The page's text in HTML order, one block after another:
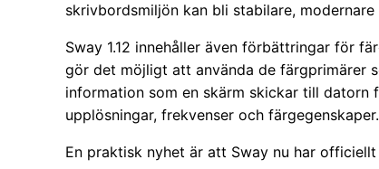
skrivbordsmiljön kan bli stabilare,
Sway 1.12 innehåller även förbättringar för
gör det möjligt att använda de färgprimärer
information som en skärm skickar till
upplösningar, frekvenser och
En praktisk nyhet är att Sway nu har